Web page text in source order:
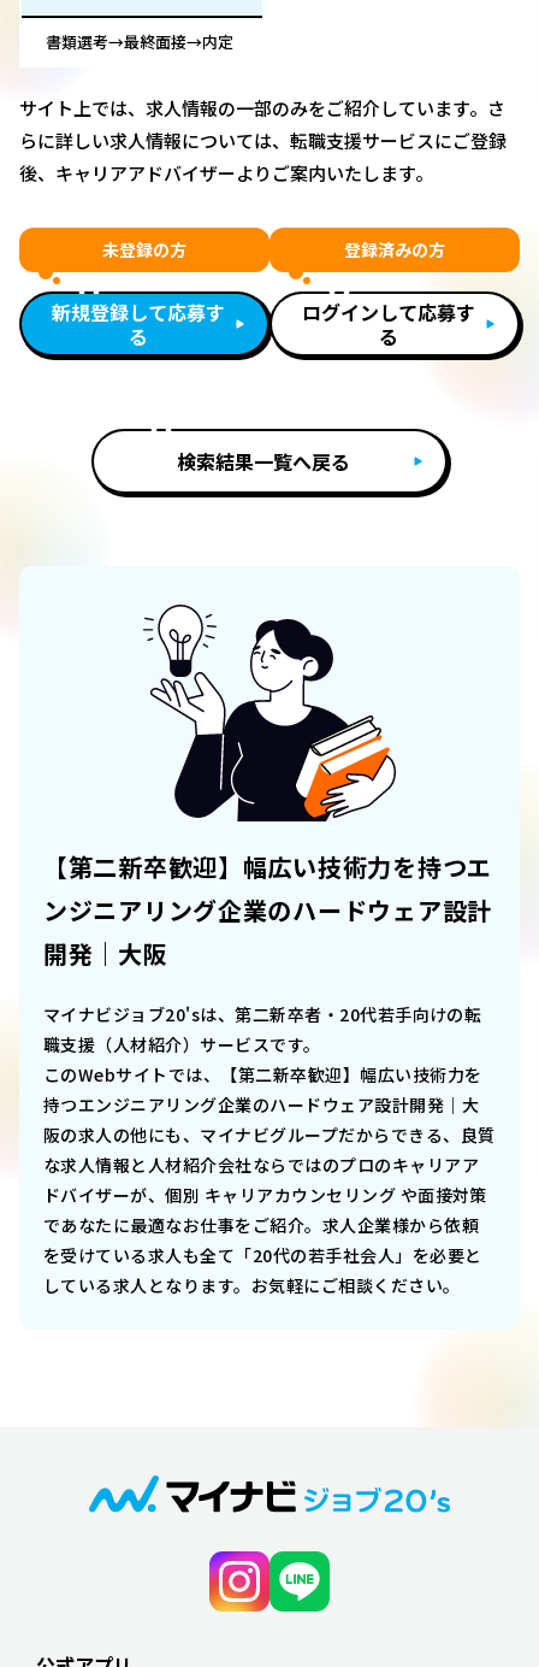
書類選考→最終面接→内定
サイト上では、求人情報の一部のみをご紹介しています。さ
らに詳しい求人情報については、転職支援サービスにご登録
後、キャリアアドバイザーよりご案内いたします。
未登録の方
新規登録して応募す
る
登録済みの方
ログインして応募す
る
検索結果一覧へ戻る
【第二新卒歓迎】幅広い技術力を持つエ
ンジニアリング企業のハードウェア設計
開発｜大阪
マイナビジョブ20'sは、第二新卒者・20代若手向けの転
職支援（人材紹介）サービスです。
このWebサイトでは、
【第二新卒歓迎】幅広い技術力を
持つエンジニアリング企業のハードウェア設計開発｜大
阪の求人の他にも、マイナビグループだからできる、良質
な求人情報と人材紹介会社ならではのプロのキャリアア
ドバイザーが、個別 キャリアカウンセリング や面接対策
であなたに最適なお仕事をご紹介。求人企業様から依頼
を受けている求人も全て「20代の若手社会人」を必要と
している求人となります。お気軽にご相談ください。